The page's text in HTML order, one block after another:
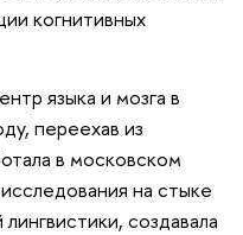
когнитивных
языка и мозга в
переехав из
в московском
на стыке
создавала